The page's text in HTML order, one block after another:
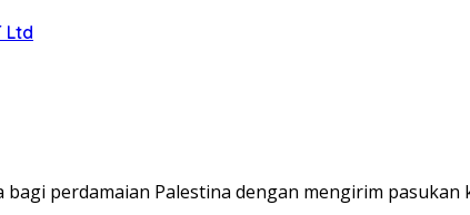
Ltd
bagi perdamaian Palestina dengan mengirim